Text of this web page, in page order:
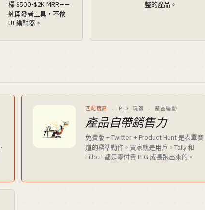
標 $500-$2K MRR——
純開發者工具，不做
UI 編輯器。
整的產品。
匹配度高 · PLG 玩家 · 產品驅動
產品自帶銷售力
免費版 + Twitter + Product Hunt 是表單賽
道的標準動作。買家就是用戶。Tally 和
Fillout 都是零付費 PLG 成長跑出來的。